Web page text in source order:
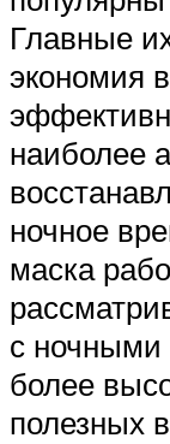
Главные
экономия
наиболее
ночное
маска
с ночными
более
полезных